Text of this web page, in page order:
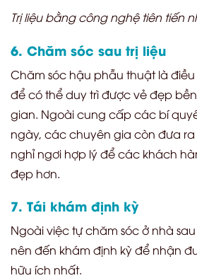
Trị liệu bằng công nghệ tiên tiến
6. Chăm sóc sau trị liệu
Chăm sóc hậu phẫu thuật là
để có thể duy trì được vẻ đẹp
gian. Ngoài cung cấp các bí
ngày, các chuyên gia còn đưa
nghỉ ngơi hợp lý để các khách
đẹp hơn.
7. Tái khám định kỳ
Ngoài việc tự chăm sóc ở nhà
nên đến khám định kỳ để nhận
hữu ích nhất.